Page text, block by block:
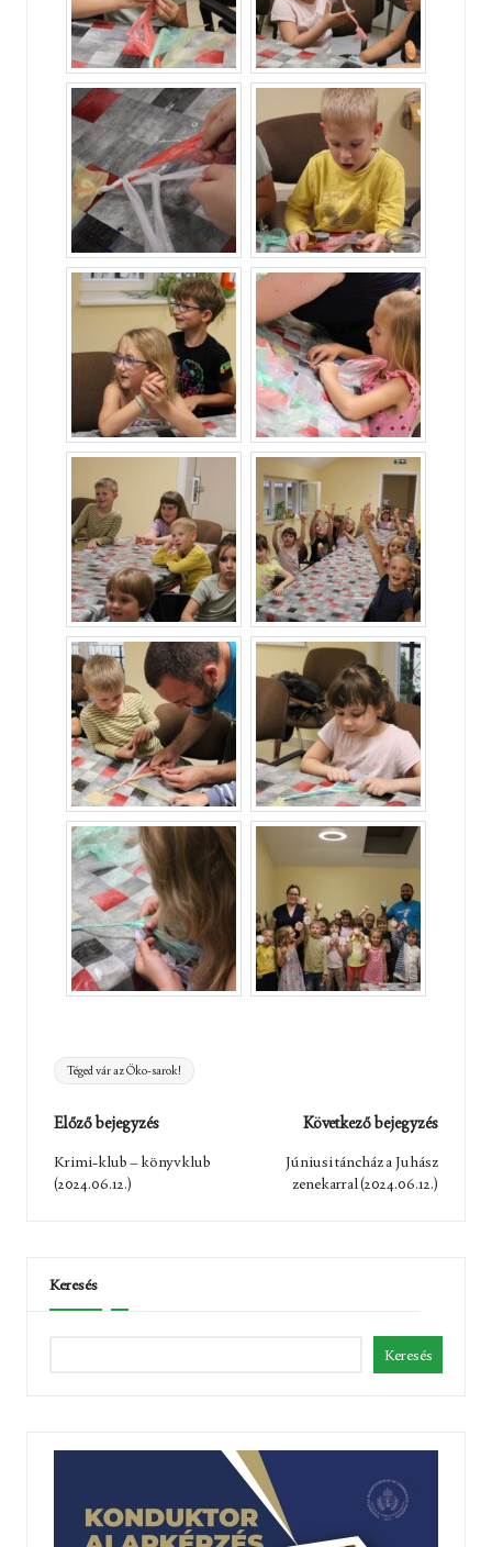
Tags:
Téged vár az Öko-sarok!
Post
navigation
Előző bejegyzés
Krimi-klub – könyvklub
(2024.06.12.)
Következő bejegyzés
Júniusi táncház a Juhász
zenekarral (2024.06.12.)
Keresés
Keresés